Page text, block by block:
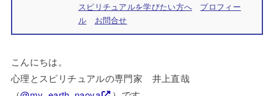
スピリチュアルを学びたい方へ
プロフィー
ル
お問合せ
こんにちは。
心理とスピリチュアルの専門家 井上直哉